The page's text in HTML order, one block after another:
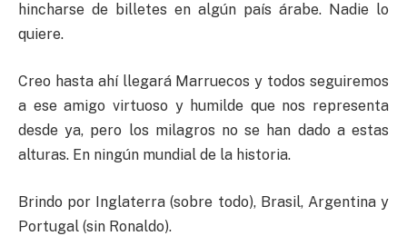
hincharse de billetes en algún país árabe. Nadie lo
quiere.
Creo hasta ahí llegará Marruecos y todos seguiremos
a ese amigo virtuoso y humilde que nos representa
desde ya, pero los milagros no se han dado a estas
alturas. En ningún mundial de la historia.
Brindo por Inglaterra (sobre todo), Brasil, Argentina y
Portugal (sin Ronaldo).